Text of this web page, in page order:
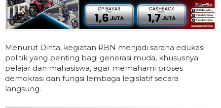
Menurut Dinta, kegiatan RBN menjadi sarana edukasi
politik yang penting bagi generasi muda, khususnya
pelajar dan mahasiswa, agar memahami proses
demokrasi dan fungsi lembaga legislatif secara
langsung.